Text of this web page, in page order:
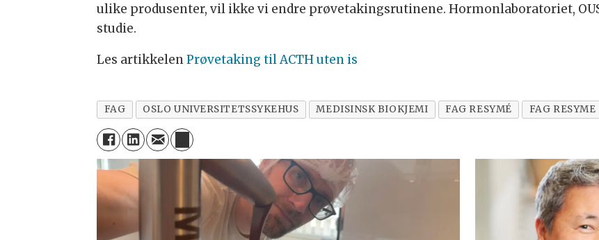
ulike produsenter, vil ikke vi endre prøvetakingsrutinene. Hormonlaboratoriet,
studie.
Les artikkelenPrøvetaking til ACTH uten is
FAG OSLO UNIVERSITETSSYKEHUS MEDISINSK BIOKJEMI FAG RESYMÉ FAG RESYME